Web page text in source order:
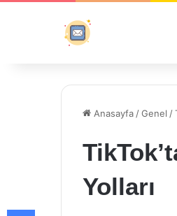
Anasayfa /Genel /
Yolları
Facebook